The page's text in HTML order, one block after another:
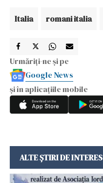
Italia romani italia
Urmăriți-ne și pe
Google News
și în aplicațiile mobile
ALTE ȘTIRI DE INTERES